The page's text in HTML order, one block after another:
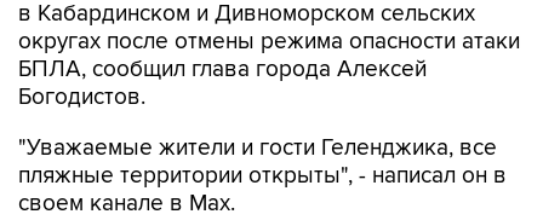
в Кабардинском и Дивноморском сельских
округах после отмены режима опасности атаки
БПЛА, сообщил глава города Алексей
Богодистов.
"Уважаемые жители и гости Геленджика, все
пляжные территории открыты", - написал он в
своем канале в Max.